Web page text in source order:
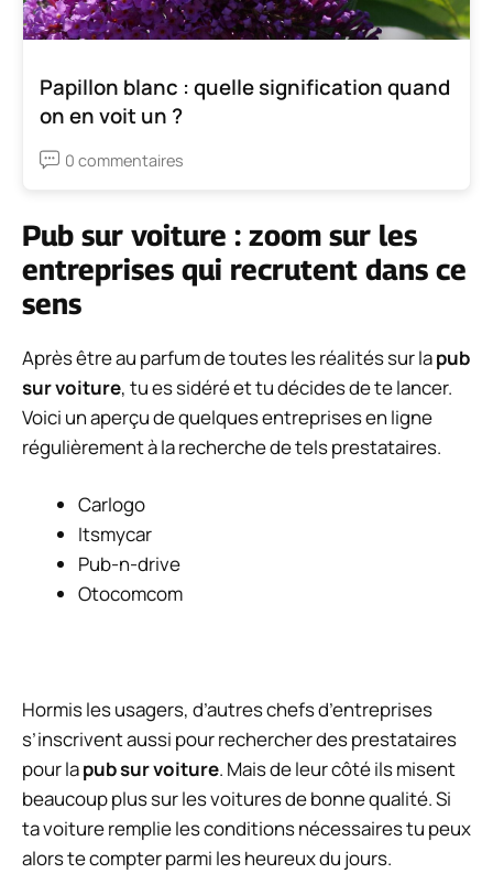
Papillon blanc : quelle signification quand
on en voit un ?
0 commentaires
Pub sur voiture : zoom sur les
entreprises qui recrutent dans ce
sens
Après être au parfum de toutes les réalités sur lapub
sur voiture, tu es sidéré et tu décides de te lancer.
Voici un aperçu de quelques entreprises en ligne
régulièrement à la recherche de tels prestataires.
Carlogo
Itsmycar
Pub-n-drive
Otocomcom
Hormis les usagers, d’autres chefs d’entreprises
s’inscrivent aussi pour rechercher des prestataires
pour lapub sur voiture. Mais de leur côté ils misent
beaucoup plus sur les voitures de bonne qualité. Si
ta voiture remplie les conditions nécessaires tu peux
alors te compter parmi les heureux du jours.